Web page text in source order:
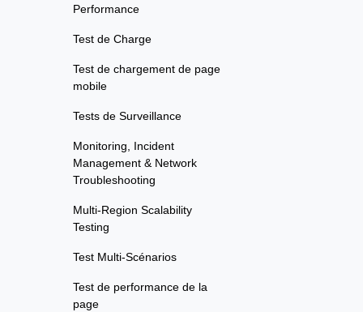
Performance
Test de Charge
Test de chargement de page
mobile
Tests de Surveillance
Monitoring, Incident
Management & Network
Troubleshooting
Multi-Region Scalability
Testing
Test Multi-Scénarios
Test de performance de la
page